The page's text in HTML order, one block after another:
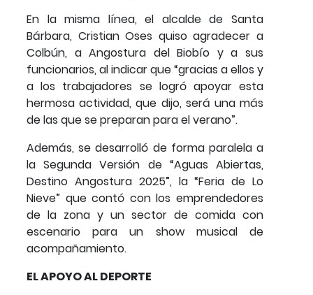
En la misma línea, el alcalde de Santa
Bárbara, Cristian Oses quiso agradecer a
Colbún, a Angostura del Biobío y a sus
funcionarios, al indicar que “gracias a ellos y
a los trabajadores se logró apoyar esta
hermosa actividad, que dijo, será una más
de las que se preparan para el verano”.
Además, se desarrolló de forma paralela a
la Segunda Versión de “Aguas Abiertas,
Destino Angostura 2025”, la “Feria de Lo
Nieve” que contó con los emprendedores
de la zona y un sector de comida con
escenario para un show musical de
acompañamiento.
EL APOYO AL DEPORTE